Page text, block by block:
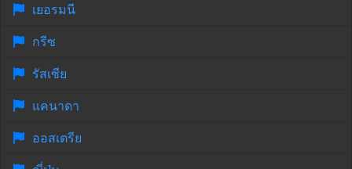
เยอรมนี
กรีซ
รัสเซีย
แคนาดา
ออสเตรีย